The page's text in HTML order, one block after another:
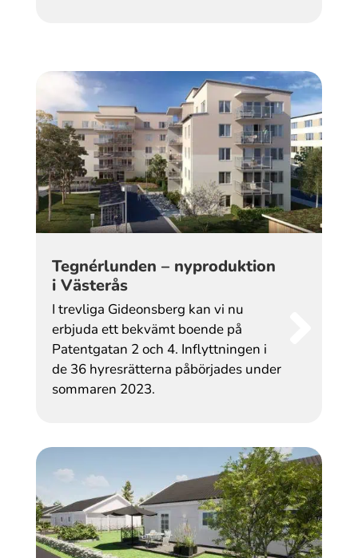
Tegnérlunden – nyproduktion
i Västerås
I trevliga Gideonsberg kan vi nu
erbjuda ett bekvämt boende på
Patentgatan 2 och 4. Inflyttningen i
de 36 hyresrätterna påbörjades under
sommaren 2023.